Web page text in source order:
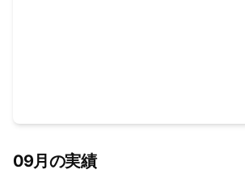
09月の実績